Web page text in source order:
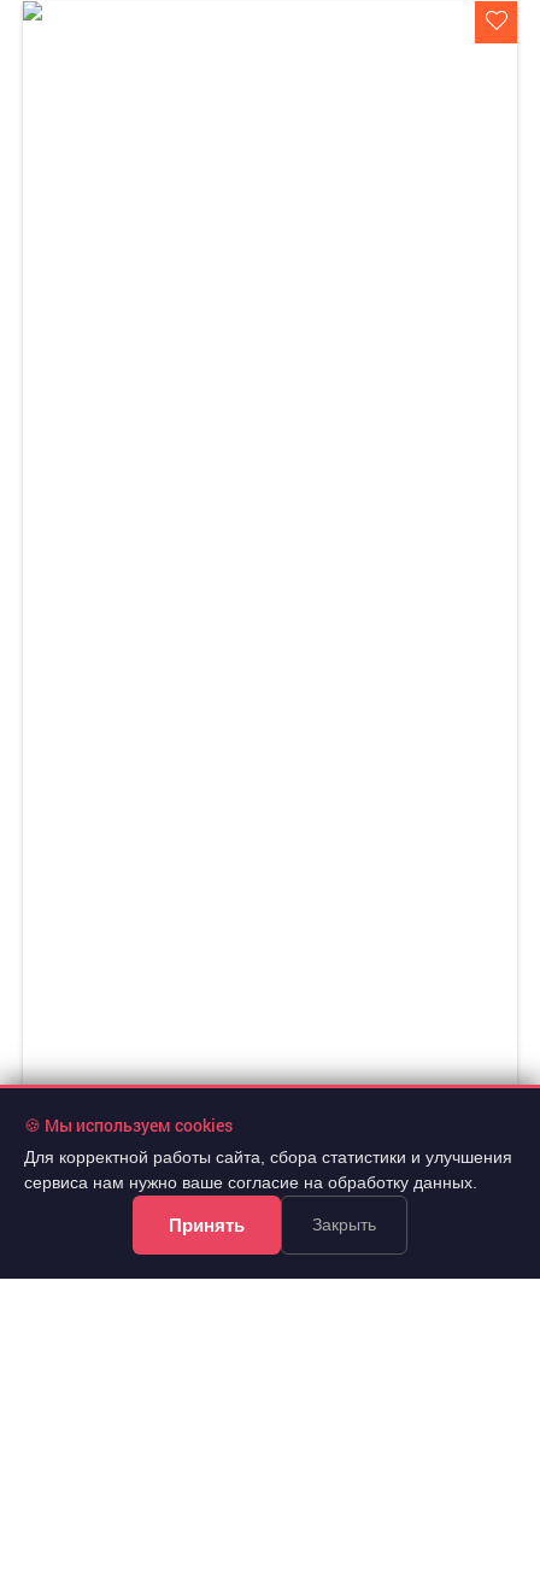
🍪 Мы используем cookies
Для корректной работы сайта, сбора статистики и улучшения
сервиса нам нужно ваше согласие на обработку данных.
Принять Закрыть